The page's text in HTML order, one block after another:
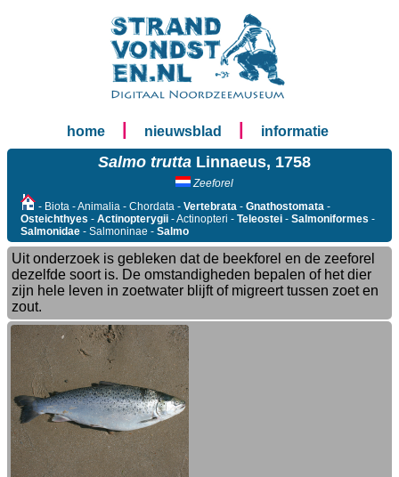
home nieuwsblad informatie
Salmo truttaLinnaeus, 1758
Zeeforel
- Biota - Animalia - Chordata - Vertebrata - Gnathostomata -
Osteichthyes - Actinopterygii - Actinopteri - Teleostei - Salmoniformes -
Salmonidae - Salmoninae - Salmo
Uit onderzoek is gebleken dat de beekforel en de zeeforel
dezelfde soort is. De omstandigheden bepalen of het dier
zijn hele leven in zoetwater blijft of migreert tussen zoet en
zout.